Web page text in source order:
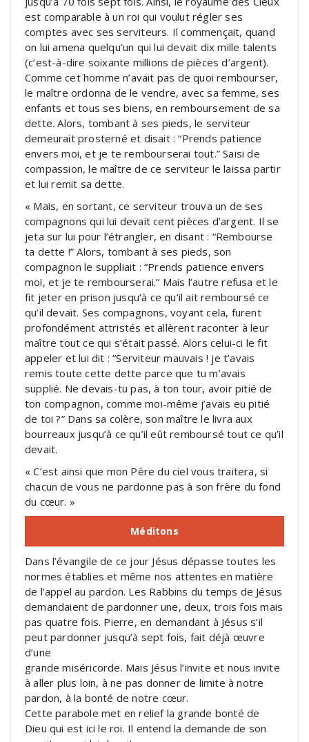
est comparable à un roi qui voulut régler ses
comptes avec ses serviteurs. Il commençait, quand
on lui amena quelqu’un qui lui devait dix mille talents
(c’est-à-dire soixante millions de pièces d’argent).
Comme cet homme n’avait pas de quoi rembourser,
le maître ordonna de le vendre, avec sa femme, ses
enfants et tous ses biens, en remboursement de sa
dette. Alors, tombant à ses pieds, le serviteur
demeurait prosterné et disait : “Prends patience
envers moi, et je te rembourserai tout.” Saisi de
compassion, le maître de ce serviteur le laissa partir
et lui remit sa dette.
« Mais, en sortant, ce serviteur trouva un de ses
compagnons qui lui devait cent pièces d’argent. Il se
jeta sur lui pour l’étrangler, en disant : “Rembourse
ta dette !” Alors, tombant à ses pieds, son
compagnon le suppliait : “Prends patience envers
moi, et je te rembourserai.” Mais l’autre refusa et le
fit jeter en prison jusqu’à ce qu’il ait remboursé ce
qu’il devait. Ses compagnons, voyant cela, furent
profondément attristés et allèrent raconter à leur
maître tout ce qui s’était passé. Alors celui-ci le fit
appeler et lui dit : “Serviteur mauvais ! je t’avais
remis toute cette dette parce que tu m’avais
supplié. Ne devais-tu pas, à ton tour, avoir pitié de
ton compagnon, comme moi-même j’avais eu pitié
de toi ?” Dans sa colère, son maître le livra aux
bourreaux jusqu’à ce qu’il eût remboursé tout ce qu’il
devait.
« C’est ainsi que mon Père du ciel vous traitera, si
chacun de vous ne pardonne pas à son frère du fond
du cœur. »
Méditons
Dans l’évangile de ce jour Jésus dépasse toutes les
normes établies et même nos attentes en matière
de l’appel au pardon. Les Rabbins du temps de Jésus
demandaient de pardonner une, deux, trois fois mais
pas quatre fois. Pierre, en demandant à Jésus s’il
peut pardonner jusqu’à sept fois, fait déjà œuvre
d’une
grande miséricorde. Mais Jésus l’invite et nous invite
à aller plus loin, à ne pas donner de limite à notre
pardon, à la bonté de notre cœur.
Cette parabole met en relief la grande bonté de
Dieu qui est ici le roi. Il entend la demande de son